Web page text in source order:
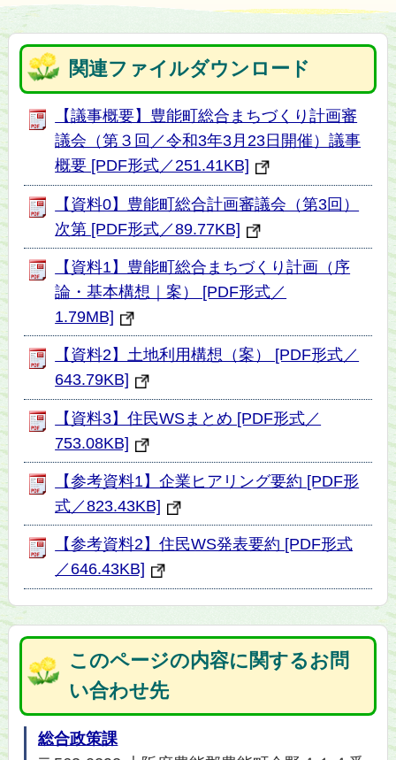
関連ファイルダウンロード
【議事概要】豊能町総合まちづくり計画審
議会（第３回／令和3年3月23日開催）議事
概要 [PDF形式／251.41KB]
【資料0】豊能町総合計画審議会（第3回）
次第 [PDF形式／89.77KB]
【資料1】豊能町総合まちづくり計画（序
論・基本構想｜案） [PDF形式／
1.79MB]
【資料2】土地利用構想（案） [PDF形式／
643.79KB]
【資料3】住民WSまとめ [PDF形式／
753.08KB]
【参考資料1】企業ヒアリング要約 [PDF形
式／823.43KB]
【参考資料2】住民WS発表要約 [PDF形式
／646.43KB]
このページの内容に関するお問
い合わせ先
総合政策課